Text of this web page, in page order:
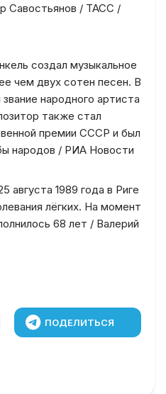
Савостьянов / ТАСС /
создал музыкальное
чем двух сотен песен. В
народного артиста
также стал
премии СССР и был
народов / РИА Новости
августа 1989 года в Риге
лёгких. На момент
68 лет / Валерий
ПОДЕЛИТЬСЯ